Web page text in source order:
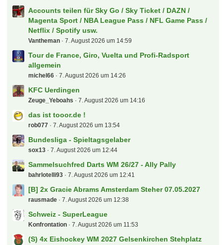
Accounts teilen für Sky Go / Sky Ticket / DAZN /
Magenta Sport / NBA League Pass / NFL Game Pass /
Netflix / Spotify usw.
Vantheman 7. August 2026 um 14:59
Tour de France, Giro, Vuelta und Profi-Radsport
allgemein
michel66 7. August 2026 um 14:26
KFC Uerdingen
Zeuge_Yeboahs 7. August 2026 um 14:16
das ist tooor.de !
rob077 7. August 2026 um 13:54
Bundesliga - Spieltagsgelaber
sox13 7. August 2026 um 12:44
Sammelsuchfred Darts WM 26/27 - Ally Pally
bahrlotelli93 7. August 2026 um 12:41
[B] 2x Gracie Abrams Amsterdam Steher 07.05.2027
rausmade 7. August 2026 um 12:38
Schweiz - SuperLeague
Konfrontation 7. August 2026 um 11:53
(S) 4x Eishockey WM 2027 Gelsenkirchen Stehplatz